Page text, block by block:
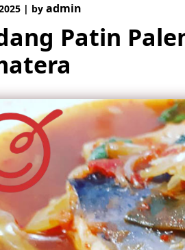
| by admin
Patin